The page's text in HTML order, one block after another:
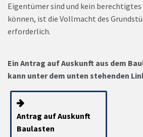
Eigentümer sind und kein
können, ist die Vollmacht des
erforderlich.
Ein Antrag auf Auskunft aus dem
kann unter dem unten stehenden
Antrag auf Auskunft
Baulasten